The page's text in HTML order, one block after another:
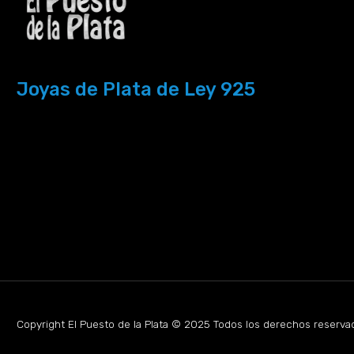
Joyas de Plata de Ley 925
Copyright El Puesto de la Plata © 2025 Todos los derechos